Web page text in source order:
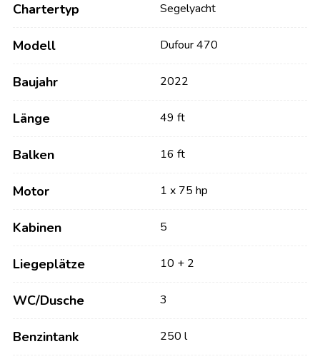
Chartertyp Segelyacht
Modell Dufour 470
Baujahr 2022
Länge 49 ft
Balken 16 ft
Motor 1 x 75 hp
Kabinen 5
Liegeplätze 10 + 2
WC/Dusche 3
Benzintank 250 l